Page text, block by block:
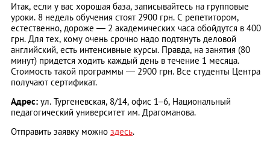
Итак, если у вас хорошая база, записывайтесь на групповые
уроки. 8 недель обучения стоят 2900 грн. С репетитором,
естественно, дороже — 2 академических часа обойдутся в 400
грн. Для тех, кому очень срочно надо подтянуть деловой
английский, есть интенсивные курсы. Правда, на занятия (80
минут) придется ходить каждый день в течение 1 месяца.
Стоимость такой программы — 2900 грн. Все студенты Центра
получают сертификат.
Адрес: ул. Тургеневская, 8/14, офис 1–6, Национальный
педагогический университет им. Драгоманова.
Отправить заявку можно здесь.